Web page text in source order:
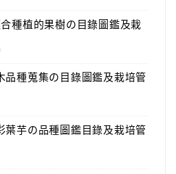
種植的果樹の目錄圖鑑及栽
品種蒐集の目錄圖鑑及栽培管
葉芋の品種圖鑑目錄及栽培管